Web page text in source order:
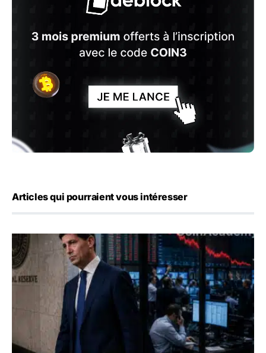
Articles qui pourraient vous intéresser
Kevin Warsh maintient sa communication minimaliste